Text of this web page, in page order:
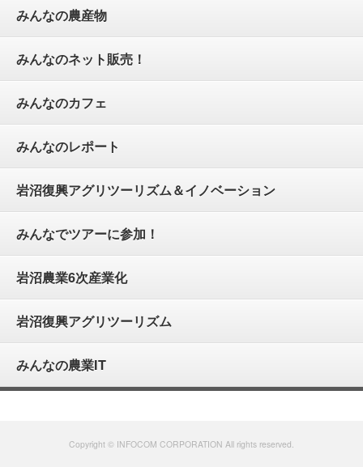
みんなの農産物
みんなのネット販売！
みんなのカフェ
みんなのレポート
岩沼復興アグリツーリズム＆イノベーション
みんなでツアーに参加！
岩沼農業6次産業化
岩沼復興アグリツーリズム
みんなの農業IT
Copyright © INFOCOM CORPORATION All rights reserved.